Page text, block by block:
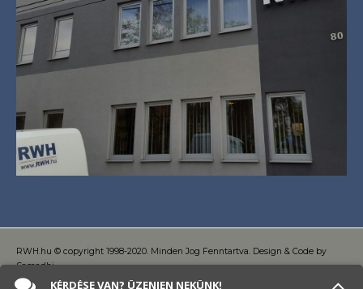
RWH.hu © copyright 1998-2020. Minden Jog Fenntartva. Design & Code by
Samadhi
KÉRDÉSE VAN? ÜZENJEN NEKÜNK!